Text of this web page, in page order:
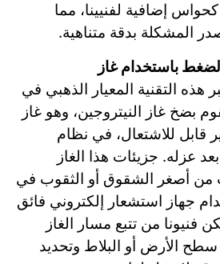
إضافية لفنيينا، مما
المشكلة بدقة متناهية.
باستخدام غاز
هذه التقنية المعيار الذهبي في
بضخ غاز النيتروجين، وهو غاز
قابل للاشتعال، في نظام
عزله. جزيئات هذا الغاز
من أصغر الشقوق أو الثقوب في
جهاز استشعار إلكتروني فائق
فنيونا من تتبع مسار الغاز
الأرض أو البلاط وتحديد